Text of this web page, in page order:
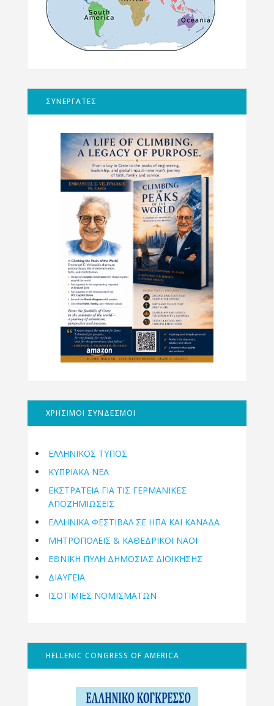
ΣΥΝΕΡΓΑΤΕΣ
ΧΡΗΣΙΜΟΙ ΣΥΝΔΕΣΜΟΙ
ΕΛΛΗΝΙΚΟΣ ΤΥΠΟΣ
ΚΥΠΡΙΑΚΑ ΝΕΑ
ΕΚΣΤΡΑΤΕΙΑ ΓΙΑ ΤΙΣ ΓΕΡΜΑΝΙΚΕΣ
ΑΠΟΖΗΜΙΩΣΕΙΣ
ΕΛΛΗΝΙΚΆ ΦΕΣΤΙΒΆΛ ΣΕ ΗΠΑ ΚΑΙ ΚΑΝΑΔΑ
ΜΗΤΡΟΠΌΛΕΙΣ & ΚΑΘΕΔΡΙΚΟΊ ΝΑΟΊ
ΕΘΝΙΚΉ ΠΎΛΗ ΔΗΜΌΣΙΑΣ ΔΙΟΊΚΗΣΗΣ
ΔΙΑΥΓΕΙΑ
ΙΣΟΤΙΜΙΕΣ ΝΟΜΙΣΜΑΤΩΝ
HELLENIC CONGRESS OF AMERICA